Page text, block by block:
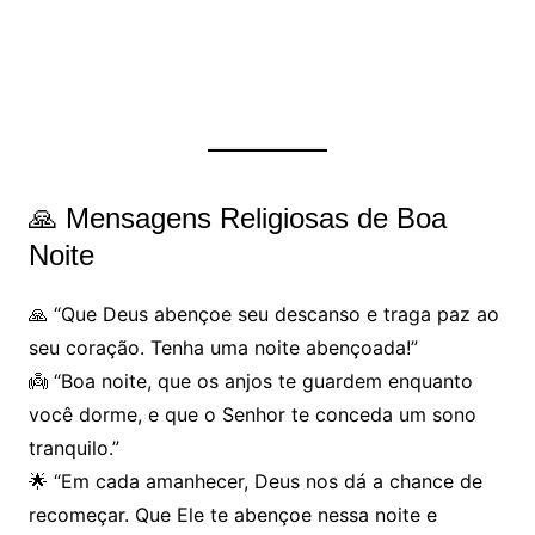
🙏 Mensagens Religiosas de Boa
Noite
🙏 “Que Deus abençoe seu descanso e traga paz ao
seu coração. Tenha uma noite abençoada!”
👼 “Boa noite, que os anjos te guardem enquanto
você dorme, e que o Senhor te conceda um sono
tranquilo.”
🌟 “Em cada amanhecer, Deus nos dá a chance de
recomeçar. Que Ele te abençoe nessa noite e